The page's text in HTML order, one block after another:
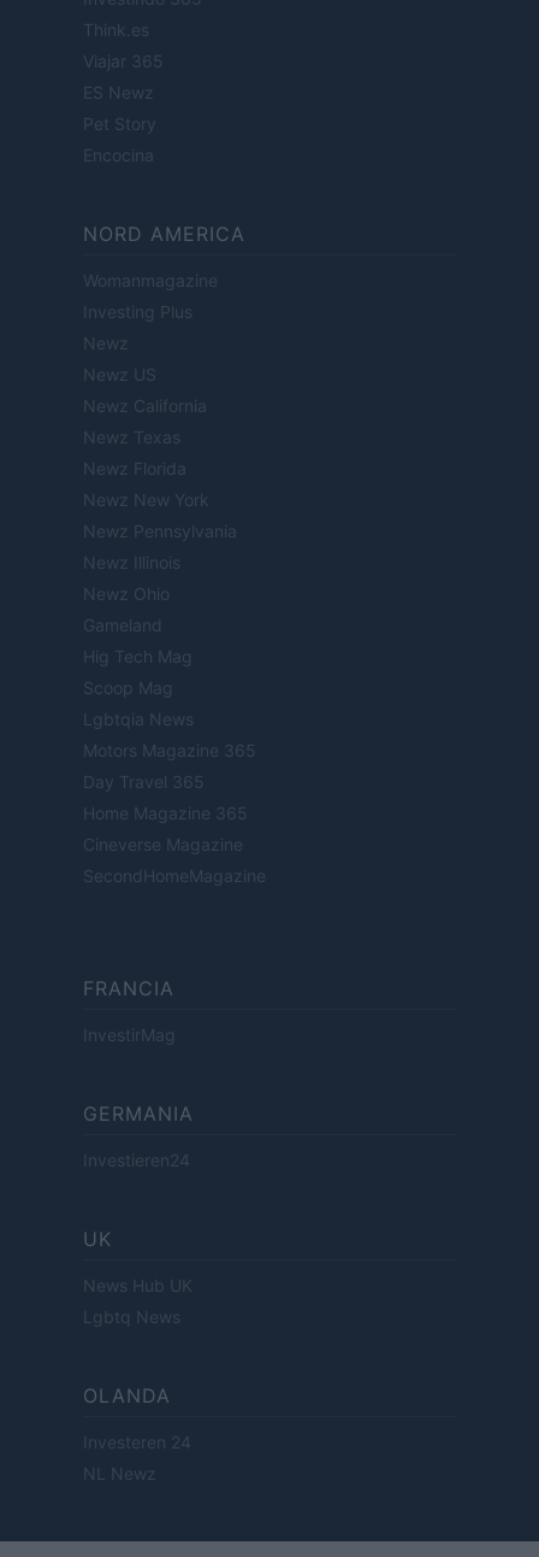
Think.es
Viajar 365
ES Newz
Pet Story
Encocina
NORD AMERICA
Womanmagazine
Investing Plus
Newz
Newz US
Newz California
Newz Texas
Newz Florida
Newz New York
Newz Pennsylvania
Newz Illinois
Newz Ohio
Gameland
Hig Tech Mag
Scoop Mag
Lgbtqia News
Motors Magazine 365
Day Travel 365
Home Magazine 365
Cineverse Magazine
SecondHomeMagazine
FRANCIA
InvestirMag
GERMANIA
Investieren24
UK
News Hub UK
Lgbtq News
OLANDA
Investeren 24
NL Newz